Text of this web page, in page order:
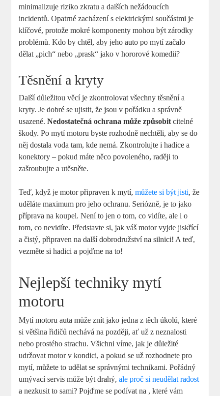
minimalizuje riziko zkratu a dalších nežádoucích
incidentů. Opatrné zacházení s elektrickými součástmi je
klíčové, protože mokré komponenty mohou být zárodky
problémů. Kdo by chtěl, aby jeho auto po mytí začalo
dělat „pich“ nebo „prask“ jako v hororové komedii?
Těsnění a kryty
Další důležitou věcí je zkontrolovat všechny těsnění a
kryty. Je dobré se ujistit, že jsou v pořádku a správně
usazené.Nedostatečná ochrana může způsobit citelné
škody. Po mytí motoru byste rozhodně nechtěli, aby se do
něj dostala voda tam, kde nemá. Zkontrolujte i hadice a
konektory – pokud máte něco povoleného, raději to
zašroubujte a utěsněte.
Teď, když je motor připraven k mytí,můžete si být jisti, že
uděláte maximum pro jeho ochranu. Seriózně, je to jako
příprava na koupel. Není to jen o tom, co vidíte, ale i o
tom, co nevidíte. Představte si, jak váš motor vyjde jiskřící
a čistý, připraven na další dobrodružství na silnici! A teď,
vezměte si hadici a pojďme na to!
Nejlepší techniky mytí
motoru
Mytí motoru auta může znít jako jedna z těch úkolů, které
si většina řidičů nechává na později, ať už z neznalosti
nebo prostého strachu. Všichni víme, jak je důležité
udržovat motor v kondici, a pokud se už rozhodnete pro
mytí, můžete to udělat se správnými technikami. Pořádný
umývací servis může být drahý,ale proč si neudělat radost
a nezkusit to sami? Pojďme se podívat na , které vám